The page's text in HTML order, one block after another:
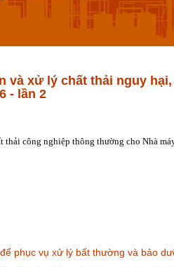
và xử lý chất thải nguy
- lần 2
công nghiệp thông thường cho Nhà
phục vụ xử lý bất thường và bảo